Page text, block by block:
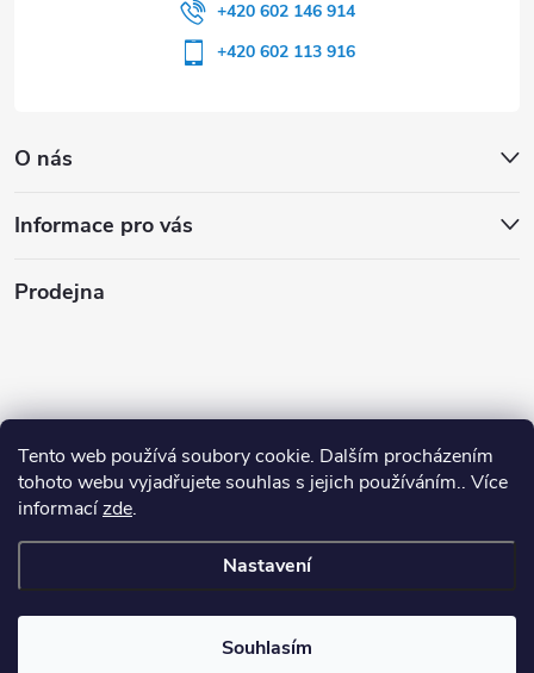
Tento web používá soubory cookie. Dalším procházením
tohoto webu vyjadřujete souhlas s jejich používáním.. Více
informacízde.
Nastavení
Souhlasím
O nás
Informace pro vás
+420 602 146 914
+420 602 113 916
Prodejna
Copyright 2026Stasan.cz. Všechna práva vyhrazena.